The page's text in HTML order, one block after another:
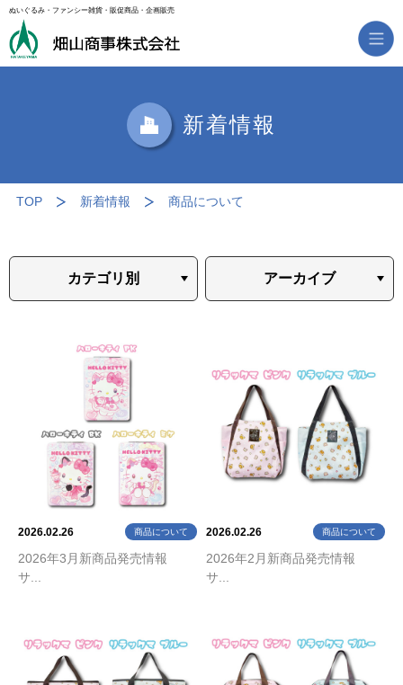
ぬいぐるみ・ファンシー雑貨・販促商品・企画販売
新着情報
TOP 新着情報 商品について
カテゴリ別 アーカイブ
2026.02.26 商品について
2026年3月新商品発売情報
サ...
2026.02.26 商品について
2026年2月新商品発売情報
サ...